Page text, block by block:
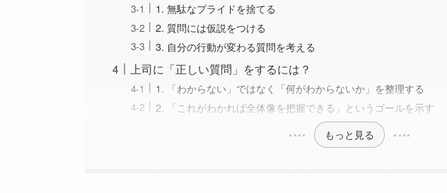
1. 無駄なプライドを捨てる
2. 質問には仮説をつける
3. 自分の行動が変わる質問を考える
上司に「正しい質問」をするには？
1. 「わからない」ではなく「何がわからないか」を整理する
2. 「これがわかれば全体像を把握できる」というゴールを示す
もっと見る